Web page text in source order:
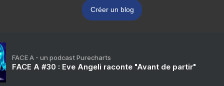
Créer un blog
FACE A - un podcast Purecharts
FACE A #30 : Eve Angeli raconte "Avant de partir"